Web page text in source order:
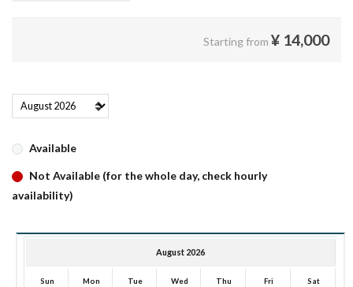
Starting from ¥ 14,000
Available
Not Available (for the whole day, check hourly
availability)
August 2026
Sun Mon Tue Wed Thu Fri Sat